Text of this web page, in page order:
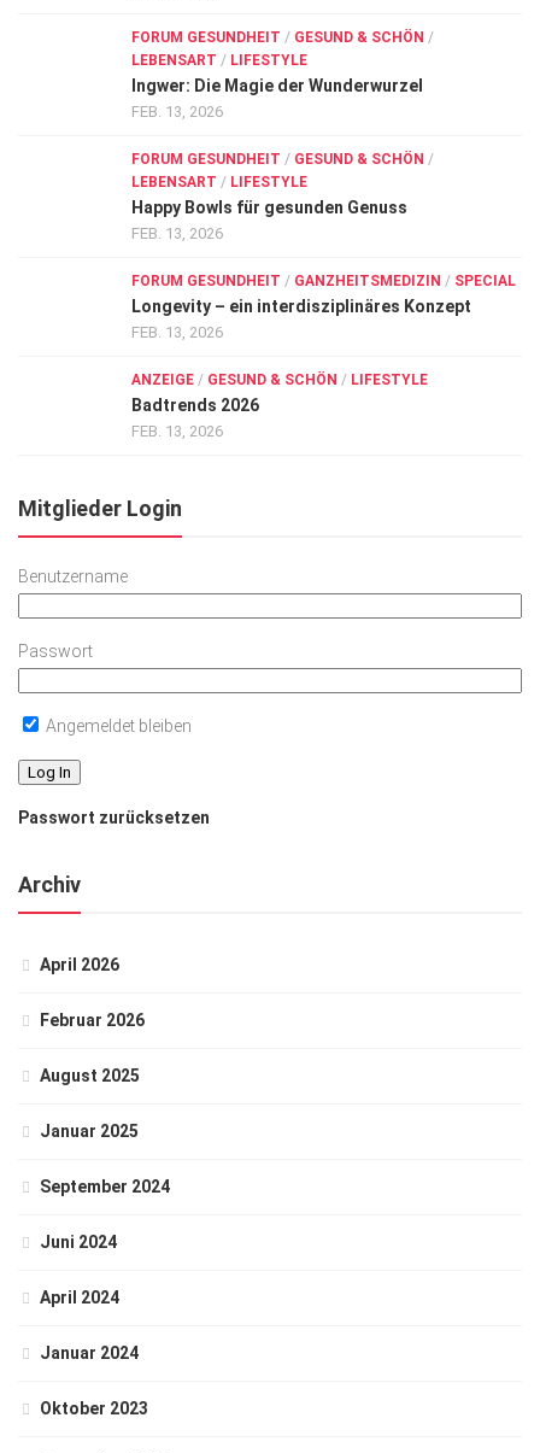
FORUM GESUNDHEIT / GESUND & SCHÖN /
LEBENSART / LIFESTYLE
Ingwer: Die Magie der Wunderwurzel
FEB. 13, 2026
FORUM GESUNDHEIT / GESUND & SCHÖN /
LEBENSART / LIFESTYLE
Happy Bowls für gesunden Genuss
FEB. 13, 2026
FORUM GESUNDHEIT / GANZHEITSMEDIZIN / SPECIAL
Longevity – ein interdisziplinäres Konzept
FEB. 13, 2026
ANZEIGE / GESUND & SCHÖN / LIFESTYLE
Badtrends 2026
FEB. 13, 2026
Mitglieder Login
Benutzername
Passwort
Angemeldet bleiben
Passwort zurücksetzen
Archiv
April 2026
Februar 2026
August 2025
Januar 2025
September 2024
Juni 2024
April 2024
Januar 2024
Oktober 2023